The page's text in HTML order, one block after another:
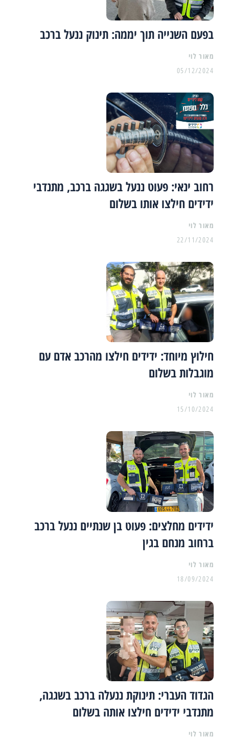
בפעם השנייה תוך יממה: תינוק ננעל ברכב
מאור לוי
05/12/2024
רחוב ינאי: פעוט ננעל בשגגה ברכב, מתנדבי
ידידים חילצו אותו בשלום
מאור לוי
22/11/2024
חילוץ מיוחד: ידידים חילצו מהרכב אדם עם
מוגבלות בשלום
מאור לוי
15/10/2024
ידידים מחלצים: פעוט בן שנתיים ננעל ברכב
ברחוב מנחם בגין
מאור לוי
18/09/2024
הגדוד העברי: תינוקת ננעלה ברכב בשגגה,
מתנדבי ידידים חילצו אותה בשלום
מאור לוי